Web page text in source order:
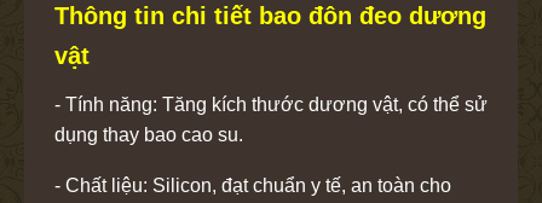
Thông tin chi tiết bao đôn đeo dương
vật
- Tính năng: Tăng kích thước dương vật, có thể sử
dụng thay bao cao su.
- Chất liệu: Silicon, đạt chuẩn y tế, an toàn cho